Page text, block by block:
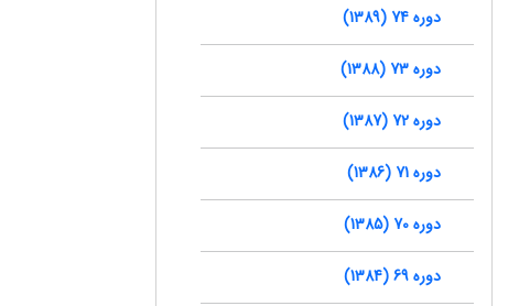
دوره 74 (1389)
دوره 73 (1388)
دوره 72 (1387)
دوره 71 (1386)
دوره 70 (1385)
دوره 69 (1384)